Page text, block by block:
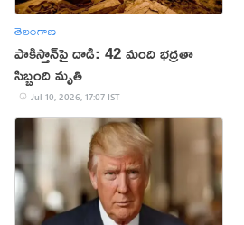
తెలంగాణ
పాకిస్తాన్‌పై దాడి: 42 మంది భద్రతా
సిబ్బంది మృతి
Jul 10, 2026, 17:07 IST